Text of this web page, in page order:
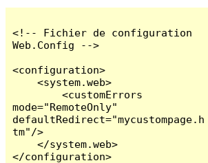
<!-- Fichier de configuration
Web.Config -->
<configuration>
    <system.web>
        <customErrors
mode="RemoteOnly"
defaultRedirect="mycustompage.h
tm"/>
    </system.web>
</configuration>